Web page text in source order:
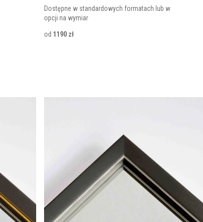
forma i wysoka jakość wykonania sprawiają, że te
W naszej ofercie znajdziesz
dopasowane do
Dostępne w standardowych formatach lub w
opcji na wymiar
od 1190 zł